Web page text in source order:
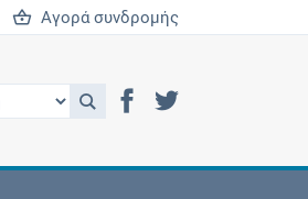
Αγορά συνδρομής